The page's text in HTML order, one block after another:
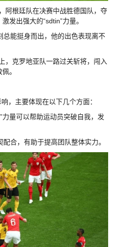
阿根廷队在决赛中战胜德国队，夺
发出强大的“sdtin”力量。
能挺身而出，他的出色表现离不
，克罗地亚队一路过关斩将，闯入
。
，主要体现在以下几个方面：
量可以帮助运动员突破自我，发
合，有助于提高团队整体实力。